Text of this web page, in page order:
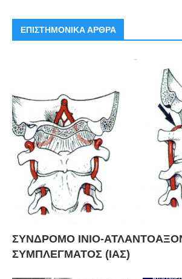
ΕΠΙΣΤΗΜΟΝΙΚΑ ΑΡΘΡΑ
ΣΥΝΔΡΟΜΟ ΙΝΙΟ-
ΣΥΜΠΛΕΓΜΑΤΟΣ (ΙΑΣ)